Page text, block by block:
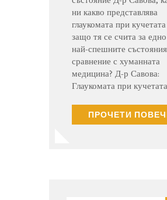
ни какво представлява
глаукомата при
защо тя се счита за
най-спешните
сравнение с хуманната
медицина? Д-р Савова:
Глаукомата при
ПРОЧЕТИ